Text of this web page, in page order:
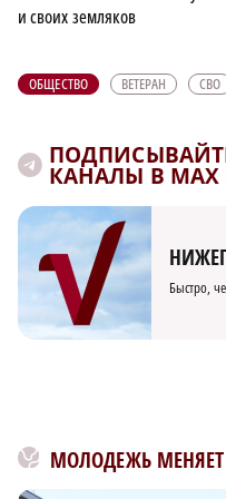
и своих земляков
ОБЩЕСТВО ВЕТЕРАН СВО
КАНАЛЫ В MAX
Быстро,
МОЛОДЕЖЬ